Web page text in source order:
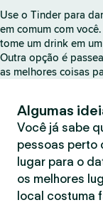
Use o Tinder para
em comum com
tome um drink em
Outra opção é
as melhores coisas
Algumas
Você já sabe
pessoas perto
lugar para o
os melhores
local costuma